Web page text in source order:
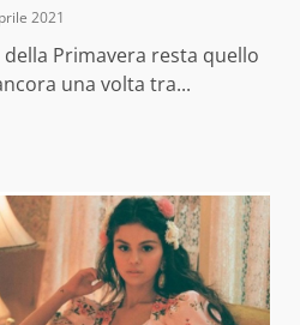
2021
Primavera resta quello
una volta tra...